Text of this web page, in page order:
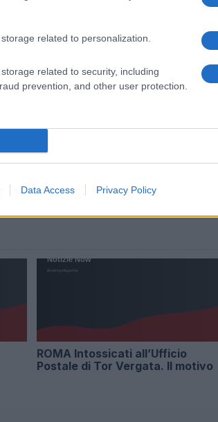
related to personalization.
related to security, including
prevention, and other user protection.
Data Access Privacy Policy
dei bambini e delle loro famiglie,
pediatrico. Ha inoltre evidenziato le
includono la partecipazione alla
dopo diffusione video intimi
ROMA Intossicati all’Ufficio
Postale di Tor Vergata. Il motivo